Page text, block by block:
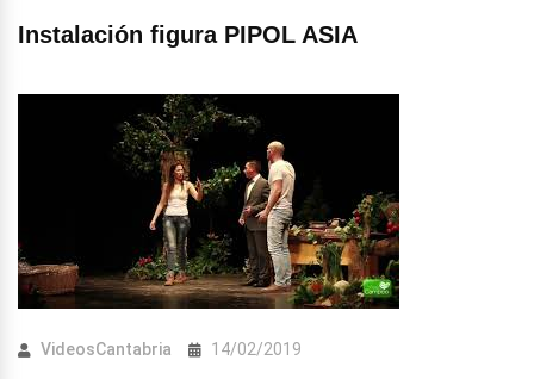
Instalación figura PIPOL ASIA
VideosCantabria 14/02/2019